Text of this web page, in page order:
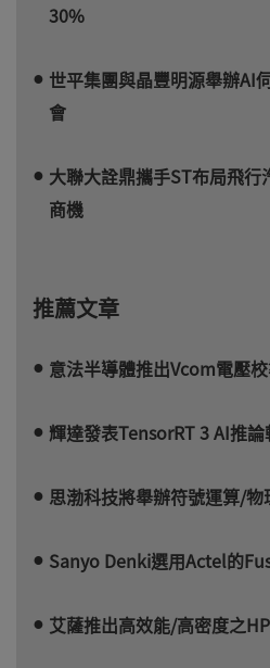
30%
世平集團與晶豐明源舉辦AI
會
大聯大詮鼎攜手ST布局飛
商機
推薦文章
意法半導體推出Vcom電壓
輝達發表TensorRT 3 AI推論
思渤科技將舉辦符號運算/
Sanyo Denki選用Actel的
艾薩推出高效能/高密度之